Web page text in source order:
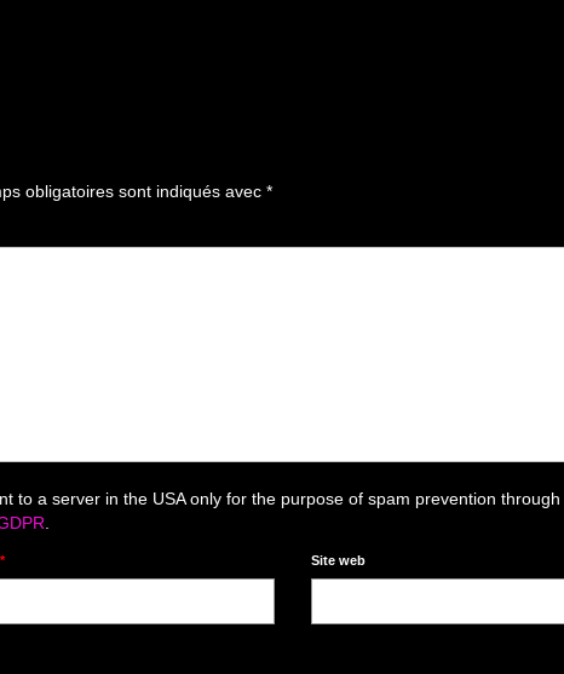
obligatoires sont indiqués avec *
to a server in the USA only for the purpose of spam prevention through
* Site web